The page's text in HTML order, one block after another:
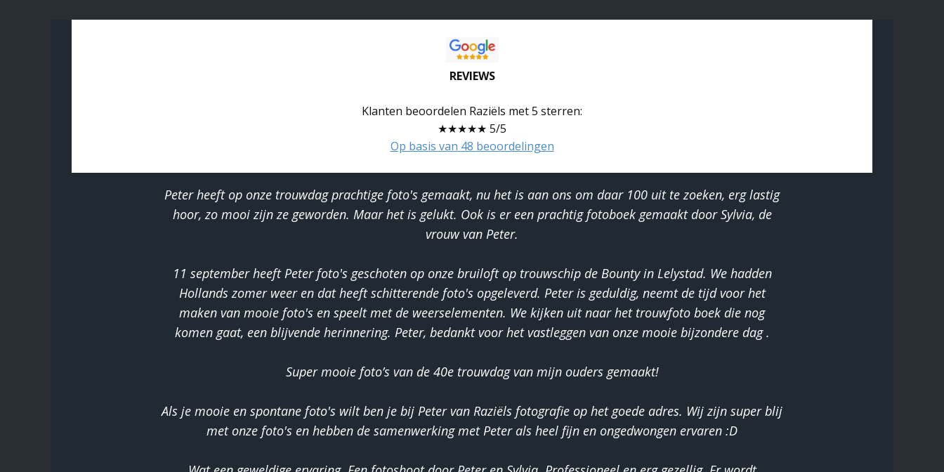
REVIEWS
Klanten beoordelen Raziëls met 5 sterren:
★★★★★ 5/5
Op basis van 48 beoordelingen
Peter heeft op onze trouwdag prachtige foto's gemaakt, nu het is aan ons om daar 100 uit te zoeken, erg lastig
hoor, zo mooi zijn ze geworden. Maar het is gelukt. Ook is er een prachtig fotoboek gemaakt door Sylvia, de
vrouw van Peter.
11 september heeft Peter foto's geschoten op onze bruiloft op trouwschip de Bounty in Lelystad. We hadden
Hollands zomer weer en dat heeft schitterende foto's opgeleverd. Peter is geduldig, neemt de tijd voor het
maken van mooie foto's en speelt met de weerselementen. We kijken uit naar het trouwfoto boek die nog
komen gaat, een blijvende herinnering. Peter, bedankt voor het vastleggen van onze mooie bijzondere dag .
Super mooie foto’s van de 40e trouwdag van mijn ouders gemaakt!
Als je mooie en spontane foto's wilt ben je bij Peter van Raziëls fotografie op het goede adres. Wij zijn super blij
met onze foto's en hebben de samenwerking met Peter als heel fijn en ongedwongen ervaren :D